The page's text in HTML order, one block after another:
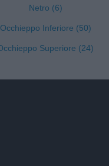
Netro (6)
Occhieppo Inferiore (50)
Superiore (24)